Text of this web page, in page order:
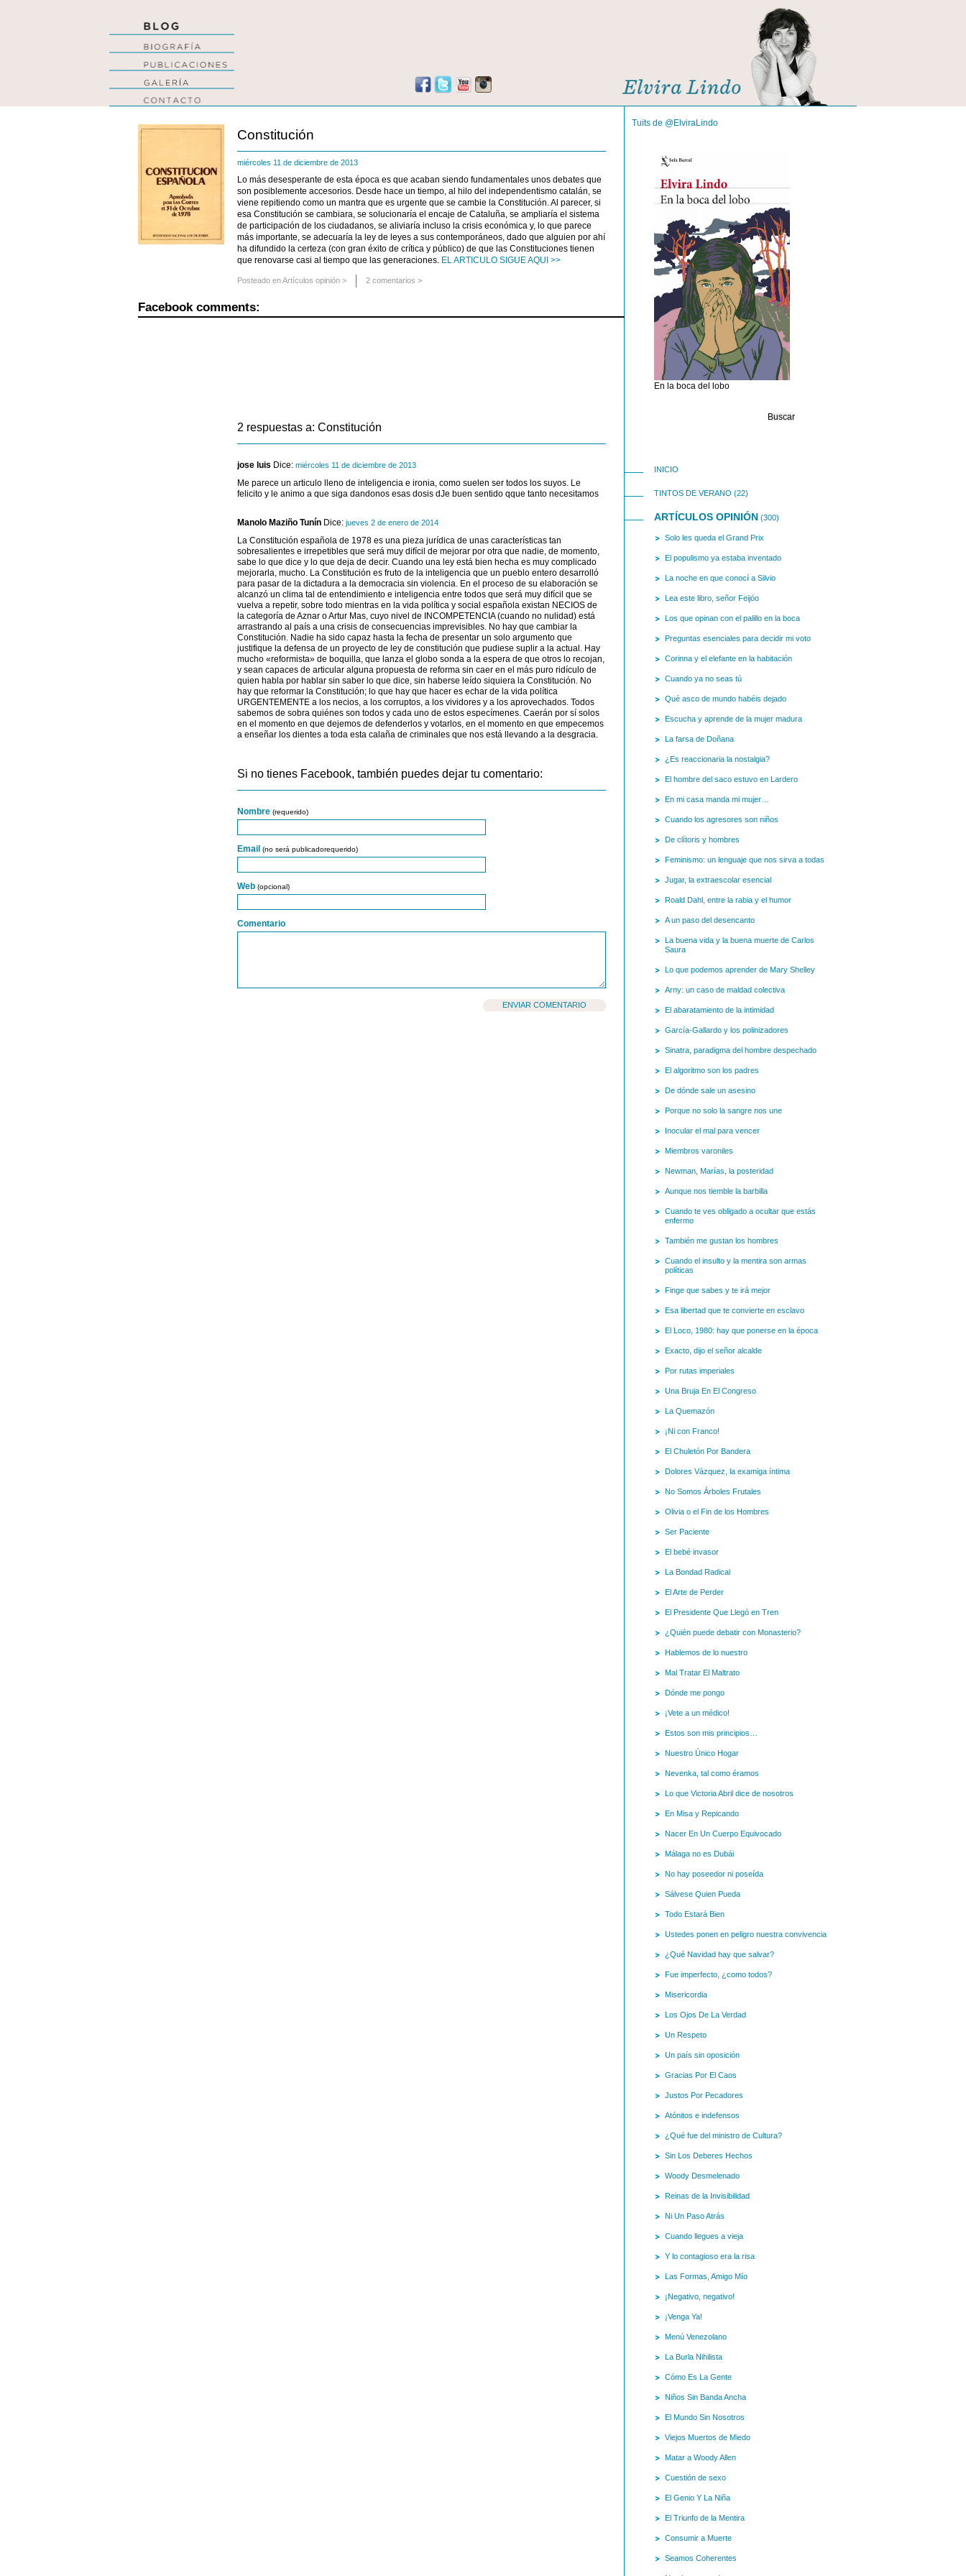
Constitución
miércoles 11 de diciembre de 2013
Lo más desesperante de esta época es que acaban siendo fundamentales unos debates que
son posiblemente accesorios. Desde hace un tiempo, al hilo del independentismo catalán, se
viene repitiendo como un mantra que es urgente que se cambie la Constitución. Al parecer, si
esa Constitución se cambiara, se solucionaría el encaje de Cataluña, se ampliaría el sistema
de participación de los ciudadanos, se aliviaría incluso la crisis económica y, lo que parece
más importante, se adecuaría la ley de leyes a sus contemporáneos, dado que alguien por ahí
ha difundido la certeza (con gran éxito de crítica y público) de que las Constituciones tienen
que renovarse casi al tiempo que las generaciones. EL ARTICULO SIGUE AQUI >>
Posteado enArtículos opinión > 2 comentarios >
Facebook comments:
2 respuestas a: Constitución
jose luis Dice: miércoles 11 de diciembre de 2013
Me parece un articulo lleno de inteligencia e ironia, como suelen ser todos los suyos. Le
felicito y le animo a que siga dandonos esas dosis dJe buen sentido qque tanto necesitamos
Manolo Maziño Tunín Dice: jueves 2 de enero de 2014
La Constitución española de 1978 es una pieza jurídica de unas características tan
sobresalientes e irrepetibles que será muy difícil de mejorar por otra que nadie, de momento,
sabe lo que dice y lo que deja de decir. Cuando una ley está bien hecha es muy complicado
mejorarla, mucho. La Constitución es fruto de la inteligencia que un pueblo entero desarrolló
para pasar de la dictadura a la democracia sin violencia. En el proceso de su elaboración se
alcanzó un clima tal de entendimiento e inteligencia entre todos que será muy difícil que se
vuelva a repetir, sobre todo mientras en la vida política y social española existan NECIOS de
la categoría de Aznar o Artur Mas, cuyo nivel de INCOMPETENCIA (cuando no nulidad) está
arrastrando al país a una crisis de consecuencias imprevisibles. No hay que cambiar la
Constitución. Nadie ha sido capaz hasta la fecha de presentar un solo argumento que
justifique la defensa de un proyecto de ley de constitución que pudiese suplir a la actual. Hay
mucho «reformista» de boquilla, que lanza el globo sonda a la espera de que otros lo recojan,
y sean capaces de articular alguna propuesta de reforma sin caer en el más puro ridículo de
quien habla por hablar sin saber lo que dice, sin haberse leído siquiera la Constitución. No
hay que reformar la Constitución; lo que hay que hacer es echar de la vida política
URGENTEMENTE a los necios, a los corruptos, a los vividores y a los aprovechados. Todos
sabemos de sobra quiénes son todos y cada uno de estos especímenes. Caerán por sí solos
en el momento en que dejemos de defenderlos y votarlos, en el momento en que empecemos
a enseñar los dientes a toda esta calaña de criminales que nos está llevando a la desgracia.
Si no tienes Facebook, también puedes dejar tu comentario:
Nombre (requerido)
Email (no será publicadorequerido)
Web (opcional)
Comentario
Tuits de @ElviraLindo
En la boca del lobo
INICIO
TINTOS DE VERANO (22)
ARTÍCULOS OPINIÓN (300)
Solo les queda el Grand Prix
El populismo ya estaba inventado
La noche en que conocí a Silvio
Lea este libro, señor Feijóo
Los que opinan con el palillo en la boca
Preguntas esenciales para decidir mi voto
Corinna y el elefante en la habitación
Cuando ya no seas tú
Qué asco de mundo habéis dejado
Escucha y aprende de la mujer madura
La farsa de Doñana
¿Es reaccionaria la nostalgia?
El hombre del saco estuvo en Lardero
En mi casa manda mi mujer…
Cuando los agresores son niños
De clítoris y hombres
Feminismo: un lenguaje que nos sirva a todas
Jugar, la extraescolar esencial
Roald Dahl, entre la rabia y el humor
A un paso del desencanto
La buena vida y la buena muerte de Carlos
Saura
Lo que podemos aprender de Mary Shelley
Arny: un caso de maldad colectiva
El abaratamiento de la intimidad
García-Gallardo y los polinizadores
Sinatra, paradigma del hombre despechado
El algoritmo son los padres
De dónde sale un asesino
Porque no solo la sangre nos une
Inocular el mal para vencer
Miembros varoniles
Newman, Marías, la posteridad
Aunque nos tiemble la barbilla
Cuando te ves obligado a ocultar que estás
enfermo
También me gustan los hombres
Cuando el insulto y la mentira son armas
políticas
Finge que sabes y te irá mejor
Esa libertad que te convierte en esclavo
El Loco, 1980: hay que ponerse en la época
Exacto, dijo el señor alcalde
Por rutas imperiales
Una Bruja En El Congreso
La Quemazón
¡Ni con Franco!
El Chuletón Por Bandera
Dolores Vázquez, la examiga íntima
No Somos Árboles Frutales
Olivia o el Fin de los Hombres
Ser Paciente
El bebé invasor
La Bondad Radical
El Arte de Perder
El Presidente Que Llegó en Tren
¿Quién puede debatir con Monasterio?
Hablemos de lo nuestro
Mal Tratar El Maltrato
Dónde me pongo
¡Vete a un médico!
Estos son mis principios…
Nuestro Único Hogar
Nevenka, tal como éramos
Lo que Victoria Abril dice de nosotros
En Misa y Repicando
Nacer En Un Cuerpo Equivocado
Málaga no es Dubái
No hay poseedor ni poseída
Sálvese Quien Pueda
Todo Estará Bien
Ustedes ponen en peligro nuestra convivencia
¿Qué Navidad hay que salvar?
Fue imperfecto, ¿como todos?
Misericordia
Los Ojos De La Verdad
Un Respeto
Un país sin oposición
Gracias Por El Caos
Justos Por Pecadores
Atónitos e indefensos
¿Qué fue del ministro de Cultura?
Sin Los Deberes Hechos
Woody Desmelenado
Reinas de la Invisibilidad
Ni Un Paso Atrás
Cuando llegues a vieja
Y lo contagioso era la risa
Las Formas, Amigo Mío
¡Negativo, negativo!
¡Venga Ya!
Menú Venezolano
La Burla Nihilista
Cómo Es La Gente
Niños Sin Banda Ancha
El Mundo Sin Nosotros
Viejos Muertos de Miedo
Matar a Woody Allen
Cuestión de sexo
El Genio Y La Niña
El Triunfo de la Mentira
Consumir a Muerte
Seamos Coherentes